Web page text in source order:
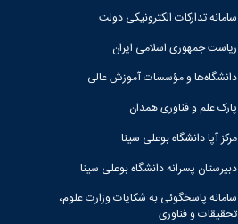
سامانه تدارکات الکترونیکی دولت
ریاست جمهوری اسلامی ایران
دانشگاه‌ها و مؤسسات آموزش عالی
پارک علم و فناوری همدان
مرکز آپا دانشگاه بوعلی سینا
دبیرستان پسرانه دانشگاه بوعلی سینا
سامانه پاسخگوئی به شکایات وزارت علوم،
تحقیقات و فناوری